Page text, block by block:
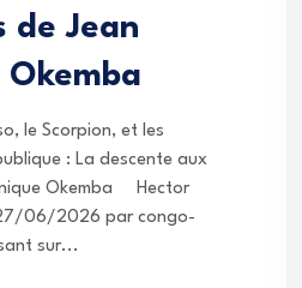
de Jean
Okemba
le Scorpion, et les
: La descente aux
Okemba Hector
06/2026 par congo-
sur...